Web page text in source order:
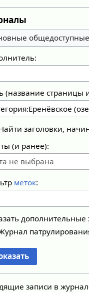
(название страницы
заголовки,
(и ранее):
не выбрана
меток:
записи в